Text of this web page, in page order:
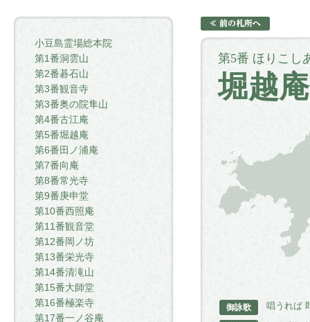
第5番 ほりこし
堀越庵
御詠歌 唱うれば
小豆島霊場総本院
第1番洞雲山
第2番碁石山
第3番観音寺
第3番奥の院隼山
第4番古江庵
第5番堀越庵
第6番田ノ浦庵
第7番向庵
第8番常光寺
第9番庚申堂
第10番西照庵
第11番観音堂
第12番岡ノ坊
第13番栄光寺
第14番清滝山
第15番大師堂
第16番極楽寺
第17番一ノ谷庵